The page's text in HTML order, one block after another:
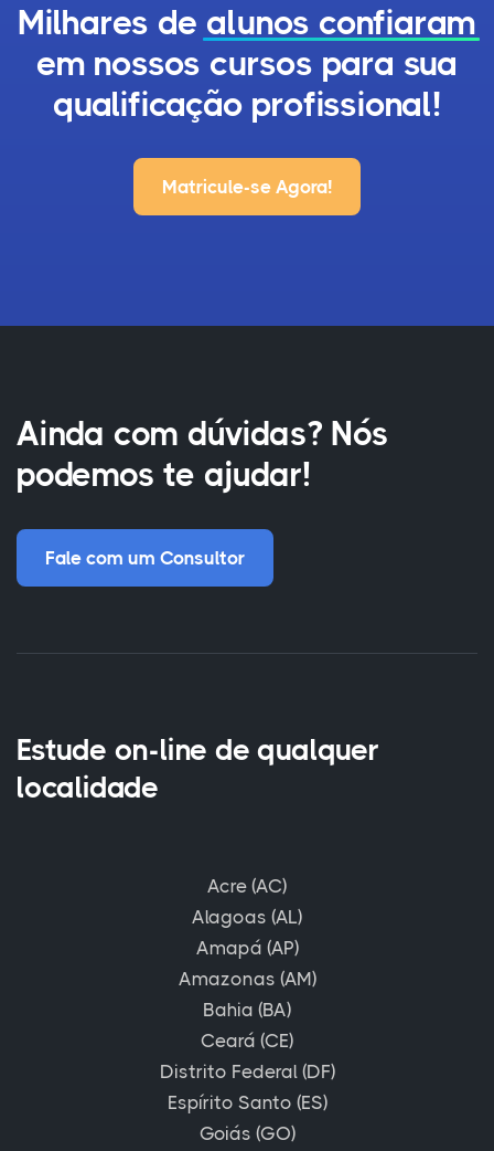
Milhares de alunos confiaram
em nossos cursos para sua
qualificação profissional!
Matricule-se Agora!
Ainda com dúvidas? Nós
podemos te ajudar!
Fale com um Consultor
Estude on-line de qualquer
localidade
Acre (AC)
Alagoas (AL)
Amapá (AP)
Amazonas (AM)
Bahia (BA)
Ceará (CE)
Distrito Federal (DF)
Espírito Santo (ES)
Goiás (GO)